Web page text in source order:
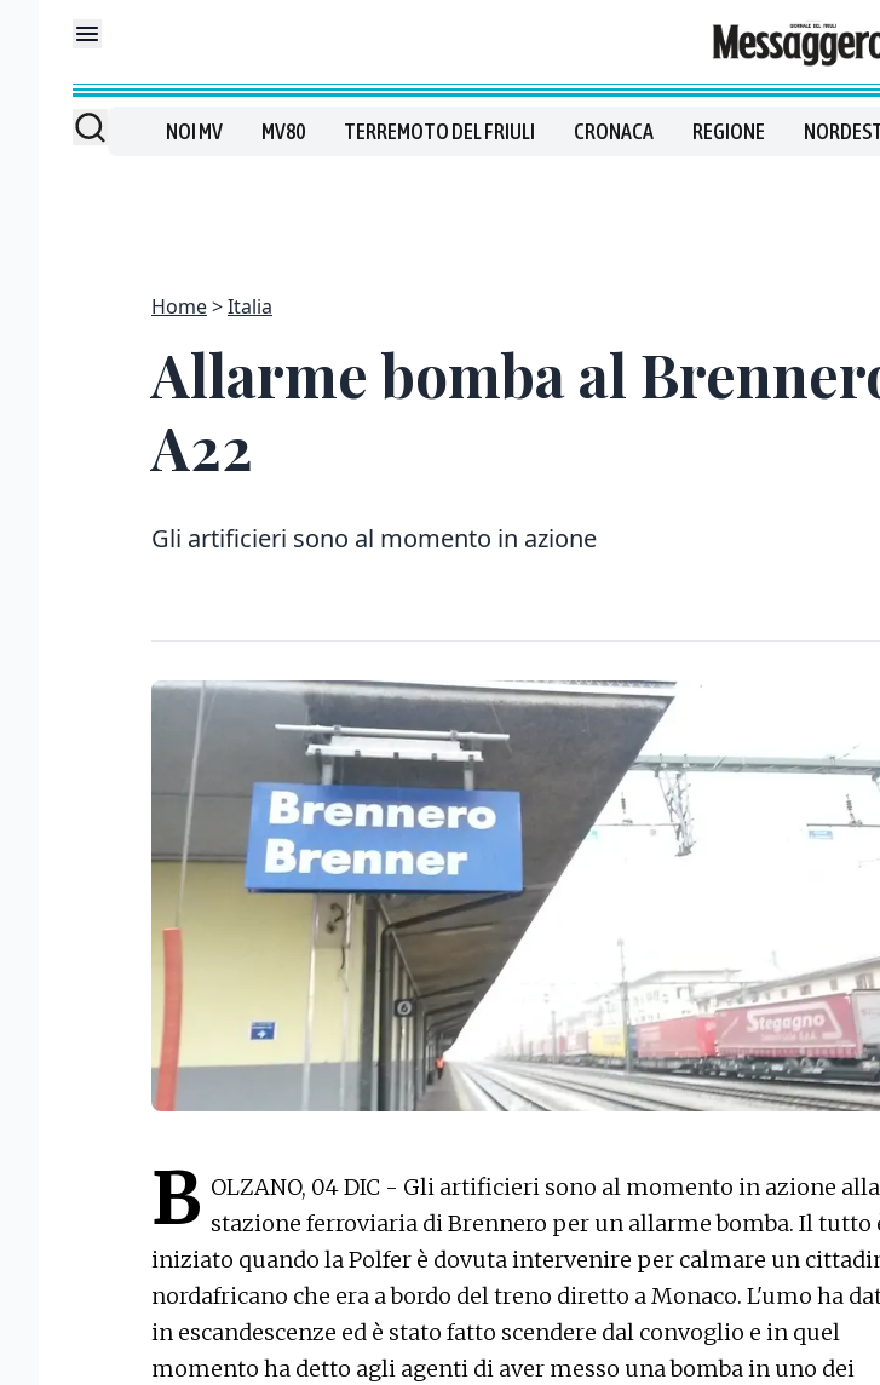
NOI MV MV80 TERREMOTO DEL FRIULI CRONACA REGIONE
Home Italia
Allarme bomba al
A22
Gli artificieri sono al momento in azione
B OLZANO, 04 DIC - Gli artificieri sono al momento in azione alla
stazione ferroviaria di Brennero per un allarme bomba. Il tutto
iniziato quando la Polfer è dovuta intervenire per calmare un
nordafricano che era a bordo del treno diretto a Monaco. L'umo ha
in escandescenze ed è stato fatto scendere dal convoglio e in quel
momento ha detto agli agenti di aver messo una bomba in uno dei